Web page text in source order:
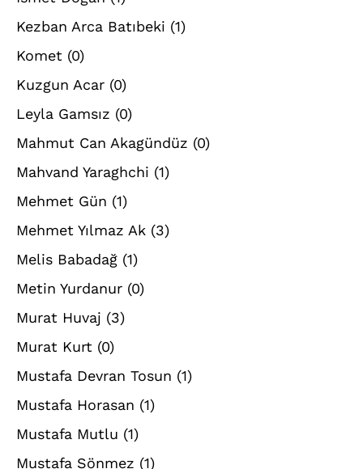
Kezban Arca Batıbeki (1)
Komet (0)
Kuzgun Acar (0)
Leyla Gamsız (0)
Mahmut Can Akagündüz (0)
Mahvand Yaraghchi (1)
Mehmet Gün (1)
Mehmet Yılmaz Ak (3)
Melis Babadağ (1)
Metin Yurdanur (0)
Murat Huvaj (3)
Murat Kurt (0)
Mustafa Devran Tosun (1)
Mustafa Horasan (1)
Mustafa Mutlu (1)
Mustafa Sönmez (1)